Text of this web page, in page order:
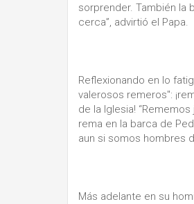
sorprender. También la
cerca”, advirtió el Papa.
Reflexionando en lo
valerosos remeros":
de la Iglesia!
rema en la barca de
aun si somos hombres
Más adelante en su